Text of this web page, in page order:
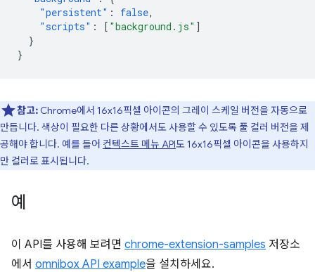
"persistent" : false,
"scripts" : [ "background.js" ]
}
}
참고: Chrome에서 16x16픽셀 아이콘의 그레이 스케일 버전을 자동으로
만듭니다. 색상이 필요한 다른 상황에서도 사용할 수 있도록 풀 컬러 버전을 제
공해야 합니다. 예를 들어 컨텍스트 메뉴 API도 16x16픽셀 아이콘을 사용하지
만 컬러로 표시됩니다.
예
이 API를 사용해 보려면 chrome-extension-samples 저장소
에서 omnibox API example을 설치하세요.